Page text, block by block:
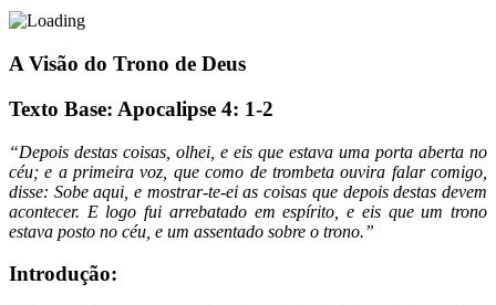
A Visão do Trono de Deus
Texto Base: Apocalipse 4: 1-2
“Depois destas coisas, olhei, e eis que estava uma porta aberta no
céu; e a primeira voz, que como de trombeta ouvira falar comigo,
disse: Sobe aqui, e mostrar-te-ei as coisas que depois destas devem
acontecer. E logo fui arrebatado em espírito, e eis que um trono
estava posto no céu, e um assentado sobre o trono.”
Introdução: